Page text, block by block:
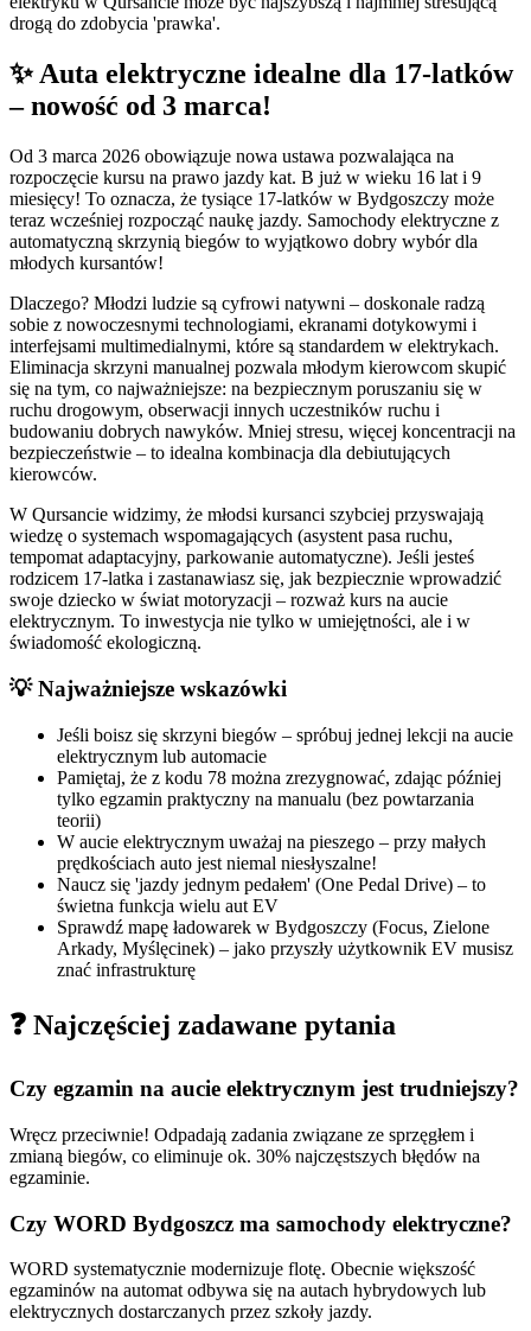
drogą do zdobycia 'prawka'.
✨ Auta elektryczne idealne dla 17-latków
– nowość od 3 marca!
Od 3 marca 2026 obowiązuje nowa ustawa pozwalająca na
rozpoczęcie kursu na prawo jazdy kat. B już w wieku 16 lat i 9
miesięcy! To oznacza, że tysiące 17-latków w Bydgoszczy może
teraz wcześniej rozpocząć naukę jazdy. Samochody elektryczne z
automatyczną skrzynią biegów to wyjątkowo dobry wybór dla
młodych kursantów!
Dlaczego? Młodzi ludzie są cyfrowi natywni – doskonale radzą
sobie z nowoczesnymi technologiami, ekranami dotykowymi i
interfejsami multimedialnymi, które są standardem w elektrykach.
Eliminacja skrzyni manualnej pozwala młodym kierowcom skupić
się na tym, co najważniejsze: na bezpiecznym poruszaniu się w
ruchu drogowym, obserwacji innych uczestników ruchu i
budowaniu dobrych nawyków. Mniej stresu, więcej koncentracji na
bezpieczeństwie – to idealna kombinacja dla debiutujących
kierowców.
W Qursancie widzimy, że młodsi kursanci szybciej przyswajają
wiedzę o systemach wspomagających (asystent pasa ruchu,
tempomat adaptacyjny, parkowanie automatyczne). Jeśli jesteś
rodzicem 17-latka i zastanawiasz się, jak bezpiecznie wprowadzić
swoje dziecko w świat motoryzacji – rozważ kurs na aucie
elektrycznym. To inwestycja nie tylko w umiejętności, ale i w
świadomość ekologiczną.
💡 Najważniejsze wskazówki
Jeśli boisz się skrzyni biegów – spróbuj jednej lekcji na aucie
elektrycznym lub automacie
Pamiętaj, że z kodu 78 można zrezygnować, zdając później
tylko egzamin praktyczny na manualu (bez powtarzania
teorii)
W aucie elektrycznym uważaj na pieszego – przy małych
prędkościach auto jest niemal niesłyszalne!
Naucz się 'jazdy jednym pedałem' (One Pedal Drive) – to
świetna funkcja wielu aut EV
Sprawdź mapę ładowarek w Bydgoszczy (Focus, Zielone
Arkady, Myślęcinek) – jako przyszły użytkownik EV musisz
znać infrastrukturę
❓ Najczęściej zadawane pytania
Czy egzamin na aucie elektrycznym jest trudniejszy?
Wręcz przeciwnie! Odpadają zadania związane ze sprzęgłem i
zmianą biegów, co eliminuje ok. 30% najczęstszych błędów na
egzaminie.
Czy WORD Bydgoszcz ma samochody elektryczne?
WORD systematycznie modernizuje flotę. Obecnie większość
egzaminów na automat odbywa się na autach hybrydowych lub
elektrycznych dostarczanych przez szkoły jazdy.